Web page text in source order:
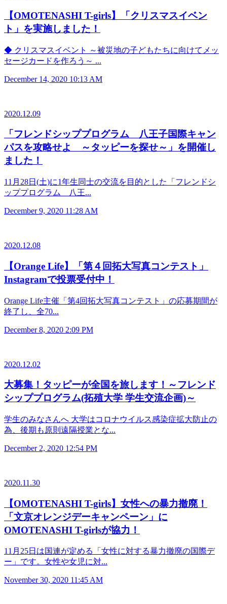
【OMOTENASHI T-girls】「クリスマスイベン
ト」を実施しました！
◆ クリスマスイベント ～被災地の子どもたちに向けてメッ
セージカードを作ろう～ ...
December 14, 2020 10:13 AM
2020.12.09
「フレンドシッププログラム 八王子国際キャン
パスを攻略せよ ～タッピーを探せ～」を開催し
ました！
11月28日(土)に1年生同士の交流を目的とした「フレンドシ
ッププログラム 八王...
December 9, 2020 11:28 AM
2020.12.08
【Orange Life】「第４回拓大写真コンテスト」
Instagramで投票受付中！
Orange Life主催「第4回拓大写真コンテスト」の応募期間が
終了し、全70...
December 8, 2020 2:09 PM
2020.12.02
大募集！タッピーが全国を旅します！～フレンド
シッププログラム(拓殖大学 学生交流企画)～
学生のみなさんへ 大学はコロナウイルス感染症拡大防止の
為、後期も原則遠隔授業とな...
December 2, 2020 12:54 PM
2020.11.30
【OMOTENASHI T-girls】女性への暴力撤廃！
「文京オレンジデーキャンペーン」に
OMOTENASHI T-girlsが協力！
11月25日は国連が定める「女性に対する暴力撤廃の国際デ
ー」です。女性や女児に対...
November 30, 2020 11:45 AM